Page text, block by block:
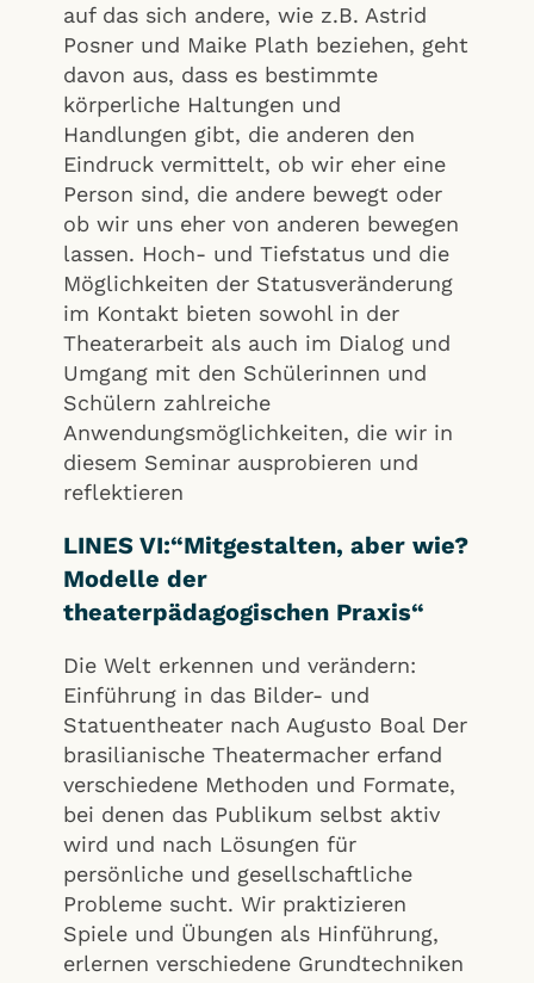
auf das sich andere, wie z.B. Astrid
Posner und Maike Plath beziehen, geht
davon aus, dass es bestimmte
körperliche Haltungen und
Handlungen gibt, die anderen den
Eindruck vermittelt, ob wir eher eine
Person sind, die andere bewegt oder
ob wir uns eher von anderen bewegen
lassen. Hoch- und Tiefstatus und die
Möglichkeiten der Statusveränderung
im Kontakt bieten sowohl in der
Theaterarbeit als auch im Dialog und
Umgang mit den Schülerinnen und
Schülern zahlreiche
Anwendungsmöglichkeiten, die wir in
diesem Seminar ausprobieren und
reflektieren
LINES VI:“Mitgestalten, aber wie?
Modelle der
theaterpädagogischen Praxis“
Die Welt erkennen und verändern:
Einführung in das Bilder- und
Statuentheater nach Augusto Boal Der
brasilianische Theatermacher erfand
verschiedene Methoden und Formate,
bei denen das Publikum selbst aktiv
wird und nach Lösungen für
persönliche und gesellschaftliche
Probleme sucht. Wir praktizieren
Spiele und Übungen als Hinführung,
erlernen verschiedene Grundtechniken